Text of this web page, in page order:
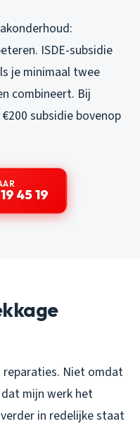
ISDE-subsidie
je minimaal twee
combineert. Bij
subsidie bovenop
45 19
reparaties. Niet omdat
mijn werk het
in redelijke staat